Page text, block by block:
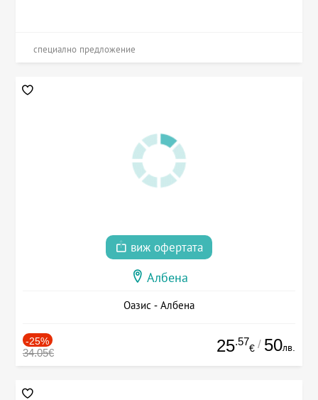
специално предложение
виж офертата
Албена
Оазис - Албена
-25%
34.05€ 25.57
€ / 50лв.